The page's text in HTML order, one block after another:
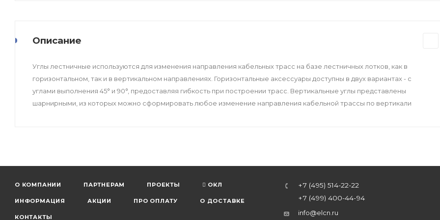
Описание
Углы лестничные используются для изменения направления кабельных трасс на базе лестничных лотков, как в
горизонтальном, так и в вертикальном направлениях. Горизонтальные аксессуары доступны в двух вариантах - с
углами выполнения 45° и 90°, предоставляя гибкость при построении трасс. Вертикальные углы представлены
шарнирными, из которых можно сформировать любое изменение направления кабельной трассы по вертикали
О КОМПАНИИ ПАРТНЕРАМ ПРОЕКТЫ ОКЛ
ИНФОРМАЦИЯ АКЦИИ ПРО ОПЛАТУ О ДОСТАВКЕ
КОНТАКТЫ
+7 (495) 514-22-22
+7 (499) 400-44-94
info@elcn.ru